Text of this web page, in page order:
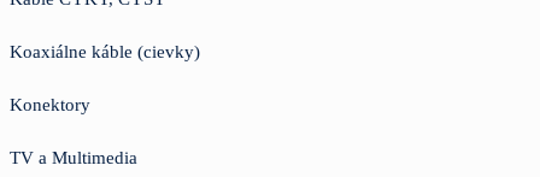
Koaxiálne káble (cievky)
Konektory
TV a Multimedia